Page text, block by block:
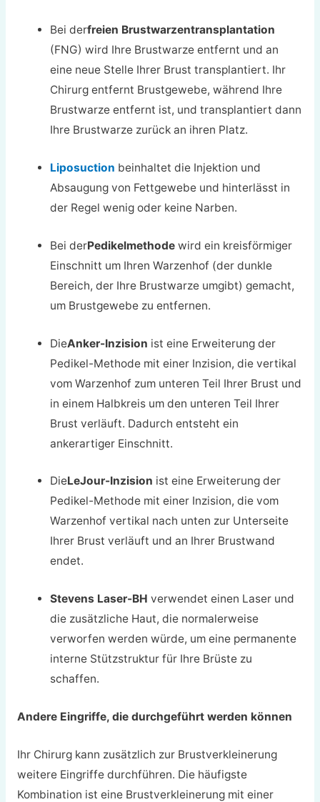
Bei derfreien Brustwarzentransplantation
(FNG) wird Ihre Brustwarze entfernt und an
eine neue Stelle Ihrer Brust transplantiert. Ihr
Chirurg entfernt Brustgewebe, während Ihre
Brustwarze entfernt ist, und transplantiert dann
Ihre Brustwarze zurück an ihren Platz.
Liposuction beinhaltet die Injektion und
Absaugung von Fettgewebe und hinterlässt in
der Regel wenig oder keine Narben.
Bei derPedikelmethode wird ein kreisförmiger
Einschnitt um Ihren Warzenhof (der dunkle
Bereich, der Ihre Brustwarze umgibt) gemacht,
um Brustgewebe zu entfernen.
DieAnker-Inzision ist eine Erweiterung der
Pedikel-Methode mit einer Inzision, die vertikal
vom Warzenhof zum unteren Teil Ihrer Brust und
in einem Halbkreis um den unteren Teil Ihrer
Brust verläuft. Dadurch entsteht ein
ankerartiger Einschnitt.
DieLeJour-Inzision ist eine Erweiterung der
Pedikel-Methode mit einer Inzision, die vom
Warzenhof vertikal nach unten zur Unterseite
Ihrer Brust verläuft und an Ihrer Brustwand
endet.
Stevens Laser-BH verwendet einen Laser und
die zusätzliche Haut, die normalerweise
verworfen werden würde, um eine permanente
interne Stützstruktur für Ihre Brüste zu
schaffen.
Andere Eingriffe, die durchgeführt werden können
Ihr Chirurg kann zusätzlich zur Brustverkleinerung
weitere Eingriffe durchführen. Die häufigste
Kombination ist eine Brustverkleinerung mit einer